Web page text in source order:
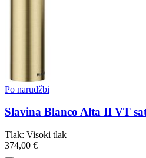
Po narudžbi
Slavina Blanco Alta II VT
Tlak: Visoki tlak
374,00 €